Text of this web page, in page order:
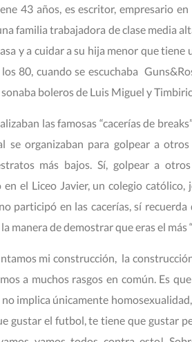
43 años, es escritor, empresario
familia trabajadora de clase media
y a cuidar a su hija menor que tiene
80, cuando se escuchaba
boleros de Luis Miguel y
las famosas “cacerías de
se organizaban para golpear a
más bajos. Sí, golpear a
el Liceo Javier, un colegio
participó en las cacerías, sí
manera de demostrar que eras el más
mi construcción, la
a muchos rasgos en común. Es
implica únicamente
gustar el futbol, te tiene que gustar